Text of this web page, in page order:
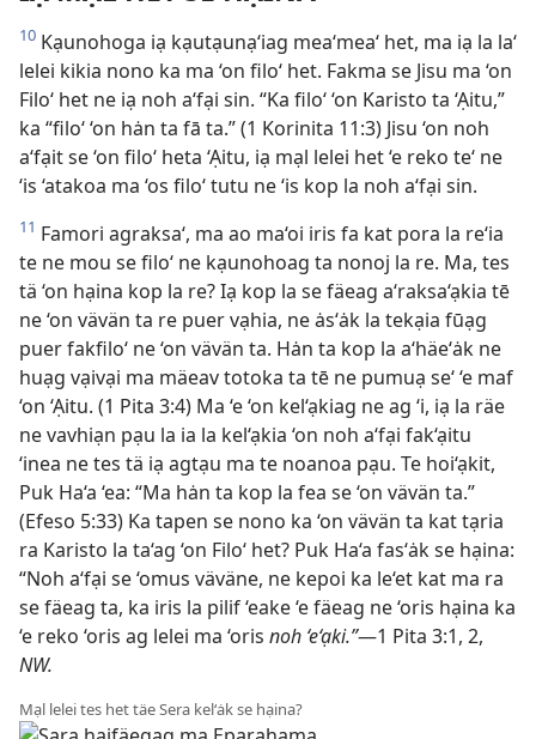
10 Kạunohoga iạ kạutạunạ‘iag mea‘mea‘ het, ma iạ la la‘
lelei kikia nono ka ma ‘on filo‘ het. Fakma se Jisu ma ‘on
Filo‘ het ne iạ noh a‘fại sin. “Ka filo‘ ‘on Karisto ta ‘Ạitu,”
ka “filo‘ ‘on hȧn ta fā ta.” (1 Korinita 11:3) Jisu ‘on noh
a‘fạit se ‘on filo‘ heta ‘Ạitu, iạ mạl lelei het ‘e reko te‘ ne
‘is ‘atakoa ma ‘os filo‘ tutu ne ‘is kop la noh a‘fại sin.
11 Famori agraksa‘, ma ao ma‘oi iris fa kat pora la re‘ia
te ne mou se filo‘ ne kạunohoag ta nonoj la re. Ma, tes
tä ‘on hạina kop la re? Iạ kop la se fäeag a‘raksa‘ạkia tē
ne ‘on vävän ta re puer vạhia, ne ȧs‘ȧk la tekạia fūạg
puer fakfilo‘ ne ‘on vävän ta. Hȧn ta kop la a‘häe‘ȧk ne
huạg vạivại ma mäeav totoka ta tē ne pumuạ se‘ ‘e maf
‘on ‘Ạitu. (1 Pita 3:4) Ma ‘e ‘on kel‘ạkiag ne ag ‘i, iạ la räe
ne vavhiạn pạu la ia la kel‘ạkia ‘on noh a‘fại fak‘ạitu
‘inea ne tes tä iạ agtạu ma te noanoa pạu. Te hoi‘ạkit,
Puk Ha‘a ‘ea: “Ma hȧn ta kop la fea se ‘on vävän ta.”
(Efeso 5:33) Ka tapen se nono ka ‘on vävän ta kat tạria
ra Karisto la ta‘ag ‘on Filo‘ het? Puk Ha‘a fas‘ȧk se hạina:
“Noh a‘fại se ‘omus väväne, ne kepoi ka le‘et kat ma ra
se fäeag ta, ka iris la pilif ‘eake ‘e fäeag ne ‘oris hạina ka
‘e reko ‘oris ag lelei ma ‘oris noh ‘e‘ạki.”—1 Pita 3:1, 2,
NW.
Mạl lelei tes het täe Sera kel‘ȧk se hạina?